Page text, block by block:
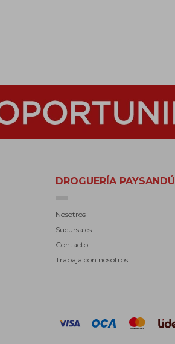
DROGUERÍA PAYSANDÚ
Nosotros
Sucursales
Contacto
Trabaja con nosotros